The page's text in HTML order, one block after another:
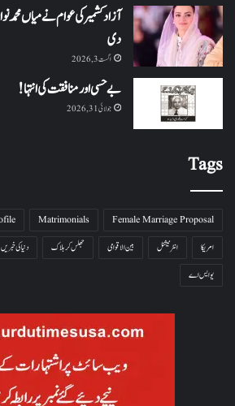
آزاد کشمیر کی عوام نے میاں محمد
دی
اگست 3, 2026
بے حسی اور منافقت کی انتہا !
جولائی 31, 2026
Tags
Female Marriage Proposal
Matrimonials
امریکا
انٹرنیشنل بین الاقوامی جھلس کر ہلاک دنیا کی خبریں
یو ایس اے